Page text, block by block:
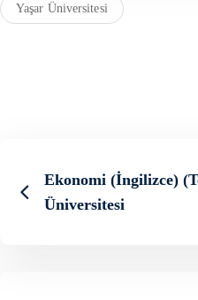
Yaşar Üniversitesi
Ekonomi (İngilizce)
Üniversitesi